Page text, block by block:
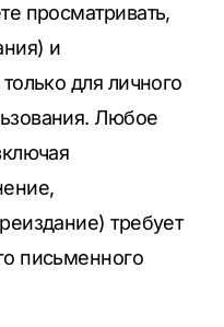
просматривать,
и
для личного
Любое
требует
письменного